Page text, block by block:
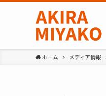
ホーム メディア情報